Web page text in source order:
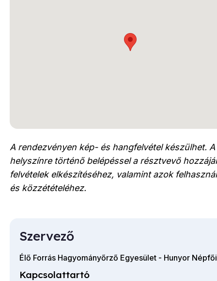
A rendezvényen kép- és hangfelvétel készülhet. A
helyszínre történő belépéssel a résztvevő
felvételek elkészítéséhez, valamint azok
és közzétételéhez.
Szervező
Élő Forrás Hagyományőrző Egyesület - Hunyor
Kapcsolattartó